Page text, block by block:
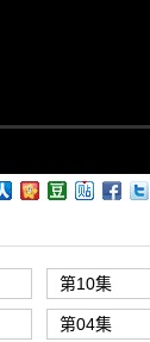
第10集
第04集